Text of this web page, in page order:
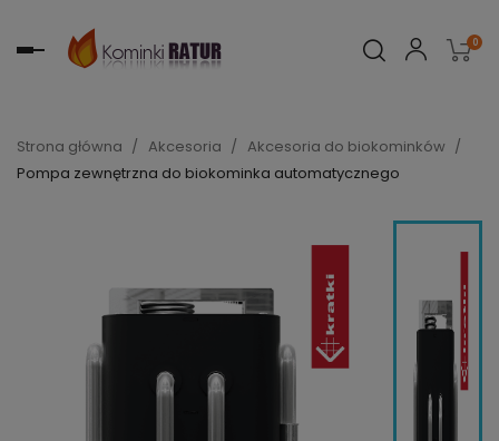
Toggle 0
Strona główna Akcesoria
Akcesoria do biokominków
Pompa zewnętrzna do biokominka automatycznego